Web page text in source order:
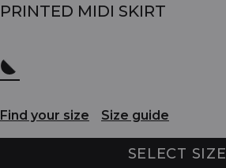
PRINTED MIDI SKIRT
Find your size Size guide
SELECT SIZE